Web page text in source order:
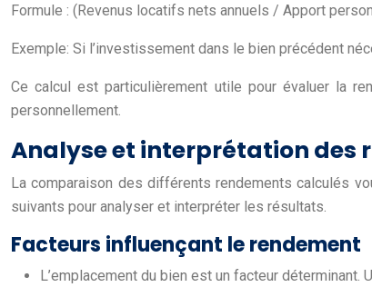
Formule : (Revenus locatifs nets annuels / Apport
Exemple: Si l’investissement dans le bien précédent
Ce calcul est particulièrement utile pour évaluer la
personnellement.
Analyse et interprétation des
La comparaison des différents rendements calculés
suivants pour analyser et interpréter les résultats.
Facteurs influençant le rendement
L’emplacement du bien est un facteur